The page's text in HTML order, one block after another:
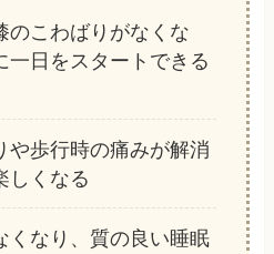
のこわばりがなくな
一日をスタートできる
や歩行時の痛みが解消
しくなる
くなり、質の良い睡眠